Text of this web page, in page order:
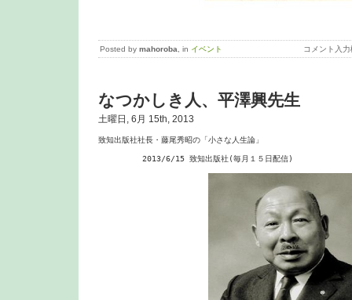
Posted by mahoroba, in イベント コメント入力
なつかしき人、平澤興先生
土曜日, 6月 15th, 2013
致知出版社社長・藤尾秀昭の「小さな人生論」
2013/6/15 致知出版社(毎月１５日配信)